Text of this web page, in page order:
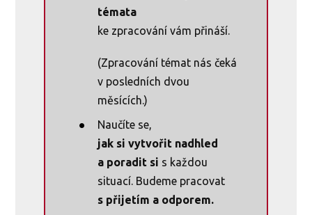
témata
ke zpracování vám přináší.
(Zpracování témat nás čeká
v posledních dvou
měsících.)
Naučíte se,
jak si vytvořit nadhled
a poradit si s každou
situací. Budeme pracovat
s přijetím a odporem.